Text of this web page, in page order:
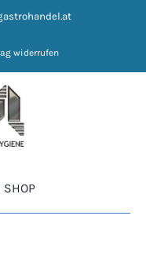
widerrufen
SHOP